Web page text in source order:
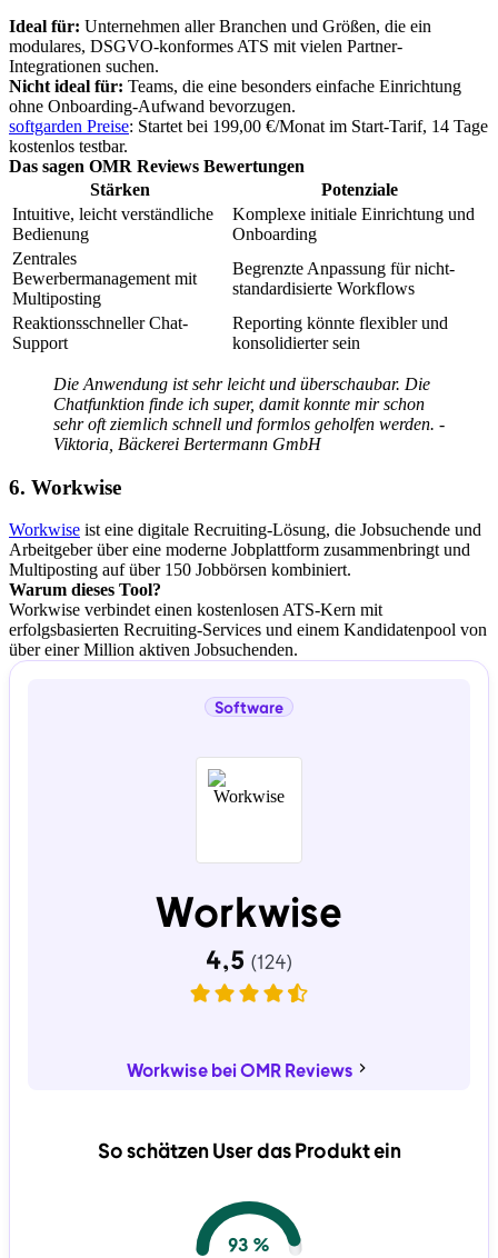
Ideal für: Unternehmen aller Branchen und Größen, die ein
modulares, DSGVO-konformes ATS mit vielen Partner-
Integrationen suchen.
Nicht ideal für: Teams, die eine besonders einfache Einrichtung
ohne Onboarding-Aufwand bevorzugen.
softgarden Preise: Startet bei 199,00 €/Monat im Start-Tarif, 14 Tage
kostenlos testbar.
Das sagen OMR Reviews Bewertungen
Stärken
Potenziale
Intuitive, leicht verständliche
Bedienung
Komplexe initiale Einrichtung und
Onboarding
Zentrales
Bewerbermanagement mit
Multiposting
Begrenzte Anpassung für nicht-
standardisierte Workflows
Reaktionsschneller Chat-
Support
Reporting könnte flexibler und
konsolidierter sein
Die Anwendung ist sehr leicht und überschaubar. Die
Chatfunktion finde ich super, damit konnte mir schon
sehr oft ziemlich schnell und formlos geholfen werden. -
Viktoria, Bäckerei Bertermann GmbH
6. Workwise
Workwise ist eine digitale Recruiting-Lösung, die Jobsuchende und
Arbeitgeber über eine moderne Jobplattform zusammenbringt und
Multiposting auf über 150 Jobbörsen kombiniert.
Warum dieses Tool?
Workwise verbindet einen kostenlosen ATS-Kern mit
erfolgsbasierten Recruiting-Services und einem Kandidatenpool von
über einer Million aktiven Jobsuchenden.
So schätzen User das Produkt ein
93 %
Software
Workwise
Workwise bei OMR Reviews